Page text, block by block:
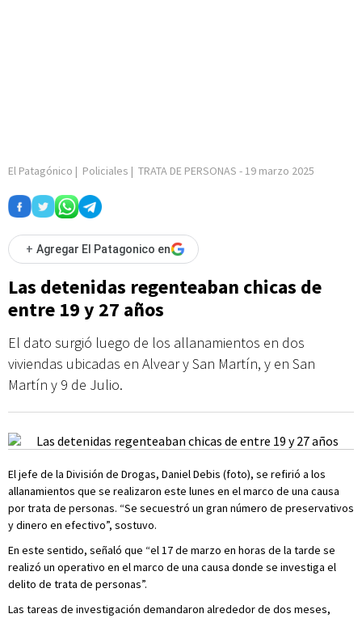
El Patagónico | Policiales | TRATA DE PERSONAS - 19 marzo 2025
+ Agregar El Patagonico en
Las detenidas regenteaban chicas de
entre 19 y 27 años
El dato surgió luego de los allanamientos en dos
viviendas ubicadas en Alvear y San Martín, y en San
Martín y 9 de Julio.
El jefe de la División de Drogas, Daniel Debis (foto), se refirió a los
allanamientos que se realizaron este lunes en el marco de una causa
por trata de personas. “Se secuestró un gran número de preservativos
y dinero en efectivo”, sostuvo.
En este sentido, señaló que “el 17 de marzo en horas de la tarde se
realizó un operativo en el marco de una causa donde se investiga el
delito de trata de personas”.
Las tareas de investigación demandaron alrededor de dos meses,